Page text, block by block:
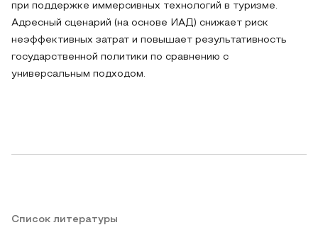
при поддержке иммерсивных технологий в туризме.
Адресный сценарий (на основе ИАД) снижает риск
неэффективных затрат и повышает результативность
государственной политики по сравнению с
универсальным подходом.
Список литературы